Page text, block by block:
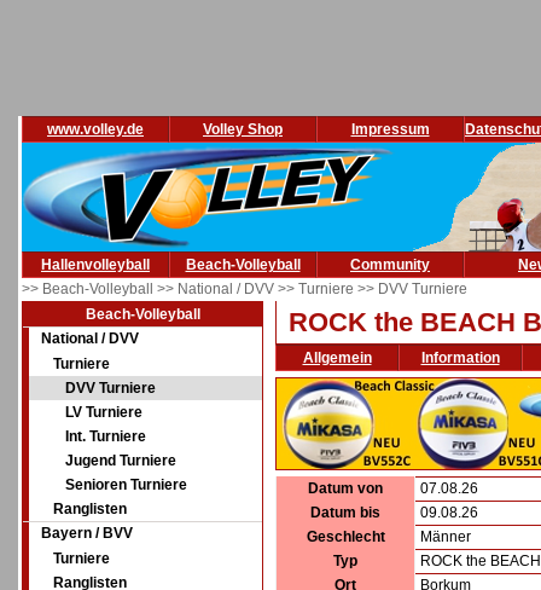
www.volley.de Volley Shop Impressum
Hallenvolleyball Beach-Volleyball Community
>> Beach-Volleyball >> National / DVV >> Turniere >> DVV Turniere
Beach-Volleyball
National / DVV
Turniere
DVV Turniere
LV Turniere
Int. Turniere
Jugend Turniere
Senioren Turniere
Ranglisten
Bayern / BVV
Turniere
Ranglisten
ROCK the BEACH
Allgemein Information
Datum von
07.08.26
Datum bis
09.08.26
Geschlecht
Männer
Typ
ROCK the BEACH
Ort
Borkum